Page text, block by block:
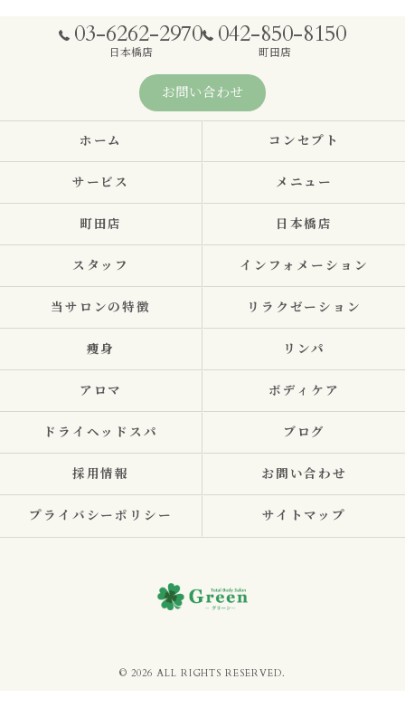
03-6262-2970
日本橋店
042-850-8150
町田店
お問い合わせ
ホーム コンセプト
サービス メニュー
町田店 日本橋店
スタッフ インフォメーション
当サロンの特徴 リラクゼーション
痩身 リンパ
アロマ ボディケア
ドライヘッドスパ ブログ
採用情報 お問い合わせ
プライバシーポリシー サイトマップ
© 2026 ALL RIGHTS RESERVED.